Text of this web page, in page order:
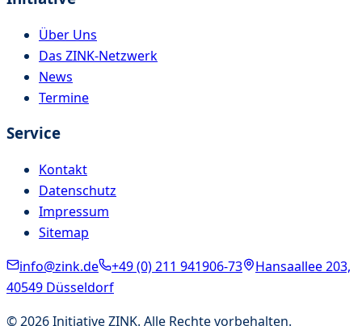
Über Uns
Das ZINK-Netzwerk
News
Termine
Service
Kontakt
Datenschutz
Impressum
Sitemap
info@zink.de
+49 (0) 211 941906-73
Hansaallee 203,
40549 Düsseldorf
©2026Initiative ZINK. Alle Rechte vorbehalten.